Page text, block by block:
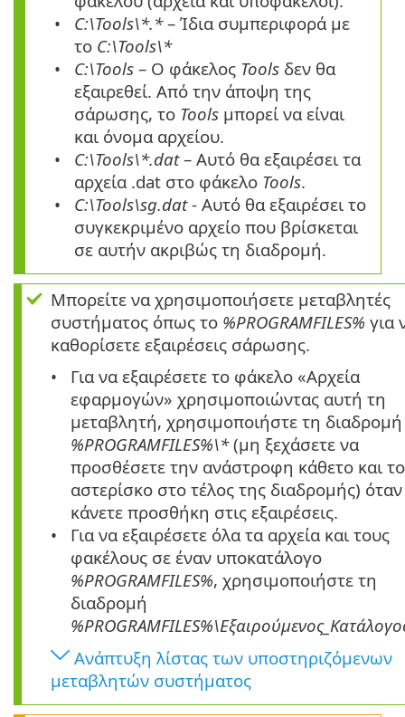
C:\Tools\*.*– Ίδια συμπεριφορά με
το C:\Tools\*
C:\Tools – Ο φάκελος Tools δεν θα
εξαιρεθεί. Από την άποψη της
σάρωσης, το Tools μπορεί να είναι
και όνομα αρχείου.
C:\Tools\*.dat– Αυτό θα εξαιρέσει τα
αρχεία .dat στο φάκελο Tools.
C:\Tools\sg.dat- Αυτό θα εξαιρέσει το
συγκεκριμένο αρχείο που βρίσκεται
σε αυτήν ακριβώς τη διαδρομή.
Μπορείτε να χρησιμοποιήσετε μεταβλητές
συστήματος όπως το %PROGRAMFILES% για
καθορίσετε εξαιρέσεις σάρωσης.
Για να εξαιρέσετε το φάκελο «Αρχεία
εφαρμογών» χρησιμοποιώντας αυτή τη
μεταβλητή, χρησιμοποιήστε τη διαδρομή
%PROGRAMFILES%\*(μη ξεχάσετε να
προσθέσετε την ανάστροφη κάθετο και
αστερίσκο στο τέλος της διαδρομής) όταν
κάνετε προσθήκη στις εξαιρέσεις.
Για να εξαιρέσετε όλα τα αρχεία και τους
φακέλους σε έναν υποκατάλογο
%PROGRAMFILES%, χρησιμοποιήστε τη
διαδρομή
%PROGRAMFILES%\
Ανάπτυξη λίστας των υποστηριζόμενων
μεταβλητών συστήματος